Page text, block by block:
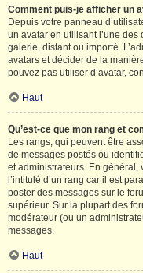
Comment puis-je afficher un
Depuis votre panneau
un avatar en utilisant l’une des
galerie, distant ou importé.
avatars et décider de la
pouvez pas utiliser d’avatar,
Haut
Qu’est-ce que mon rang et
Les rangs, qui peuvent être
de messages postés ou
et administrateurs. En
l’intitulé d’un rang car il est
poster des messages sur le
supérieur. Sur la plupart des
modérateur (ou un
messages.
Haut